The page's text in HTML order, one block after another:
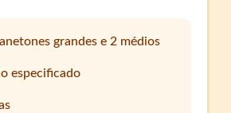
grandes e 2 médios
especificado